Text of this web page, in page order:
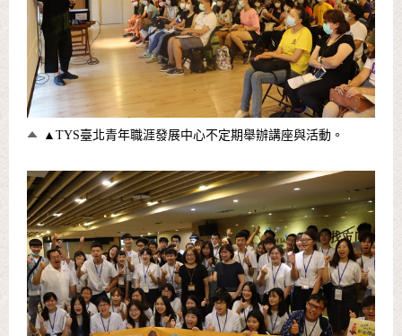
▲TYS臺北青年職涯發展中心不定期舉辦講座與活動。